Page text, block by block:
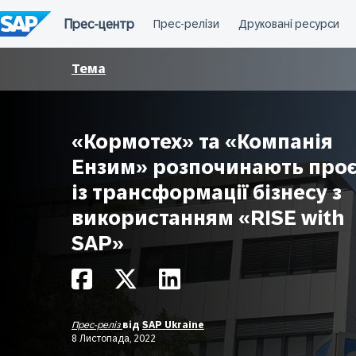
до
вмісту
Тема
«Кормотех» та «Компанія
Ензим» розпочинають
із трансформації бізнесу з
використанням «RISE with
SAP»
Прес-реліз від SAP Ukraine
8 Листопада, 2022